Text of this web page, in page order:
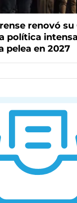
renovó
política
pelea en 2027